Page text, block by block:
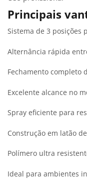
Principais
Sistema de 3 posições
Alternância rápida
Fechamento completo
Excelente alcance no
Spray eficiente para
Construção em latão
Polímero ultra
Ideal para ambientes